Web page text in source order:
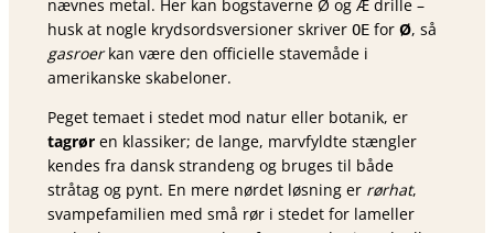
nævnes metal. Her kan bogstaverne Ø og Æ drille –
husk at nogle krydsordsversioner skriver OE for Ø, så
gasroerkan være den officielle stavemåde i
amerikanske skabeloner.
Peget temaet i stedet mod natur eller botanik, er
tagrør en klassiker; de lange, marvfyldte stængler
kendes fra dansk strandeng og bruges til både
stråtag og pynt. En mere nørdet løsning er rørhat,
svampefamilien med små rør i stedet for lameller